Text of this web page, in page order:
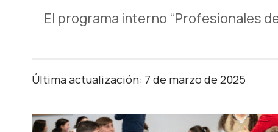
El programa interno “Profesionales
Última actualización: 7 de marzo de 2025